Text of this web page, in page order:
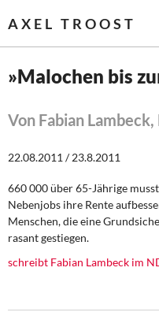
AXEL TROOST
Leitlinien linker
Wirtschaftspolitik
»Malochen bis
Von Fabian
22.08.2011 / 23.8.2011
660 000 über 65-Jährige
Nebenjobs ihre Rente
Menschen, die eine
rasant gestiegen.
schreibt Fabian Lambeck im